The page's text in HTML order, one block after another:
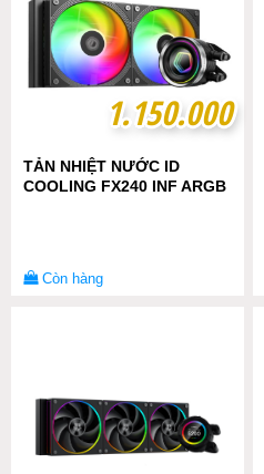
1.150.000
1.150.000
TẢN NHIỆT NƯỚC ID
COOLING FX240 INF ARGB
Còn hàng